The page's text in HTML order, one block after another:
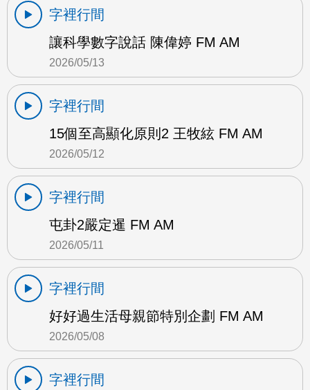
字裡行間
讓科學數字說話 陳偉婷 FM AM
2026/05/13
字裡行間
15個至高顯化原則2 王牧絃 FM AM
2026/05/12
字裡行間
屯卦2嚴定暹 FM AM
2026/05/11
字裡行間
好好過生活母親節特別企劃 FM AM
2026/05/08
字裡行間